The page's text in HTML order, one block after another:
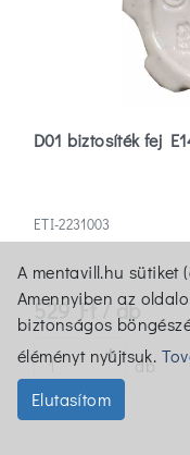
D01 biztosíték fej
ETI-2231003
529 Ft / db
db
A mentavill.hu sütiket
Amennyiben az
biztonságos
éléményt nyújtsuk.
Elutasítom